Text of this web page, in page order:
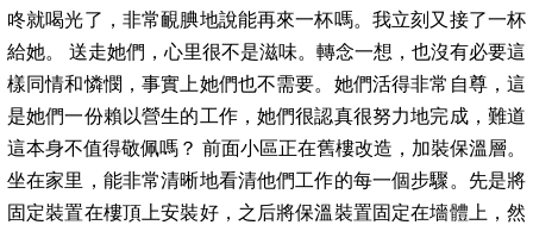
咚就喝光了，非常靦腆地說能再來一杯嗎。我立刻又接了一杯
給她。 送走她們，心里很不是滋味。轉念一想，也沒有必要這
樣同情和憐憫，事實上她們也不需要。她們活得非常自尊，這
是她們一份賴以營生的工作，她們很認真很努力地完成，難道
這本身不值得敬佩嗎？ 前面小區正在舊樓改造，加裝保溫層。
坐在家里，能非常清晰地看清他們工作的每一個步驟。先是將
固定裝置在樓頂上安裝好，之后將保溫裝置固定在墻體上，然